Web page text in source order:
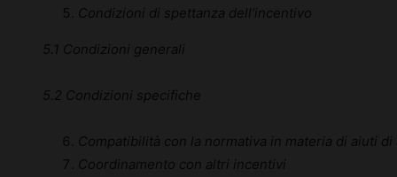
Condizioni di spettanza dell’incentivo
5.1 Condizioni generali
5.2 Condizioni specifiche
Compatibilità con la normativa in materia di aiuti di
Coordinamento con altri incentivi